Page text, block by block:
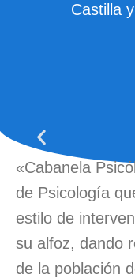
Castilla
«Cabanela
de Psicología
estilo de
su alfoz, dando
de la población